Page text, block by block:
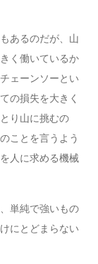
あるのだが、山
く働いているか
ェーンソーとい
の損失を大きく
り山に挑むの
ことを言うよう
人に求める機械
単純で強いもの
にとどまらない